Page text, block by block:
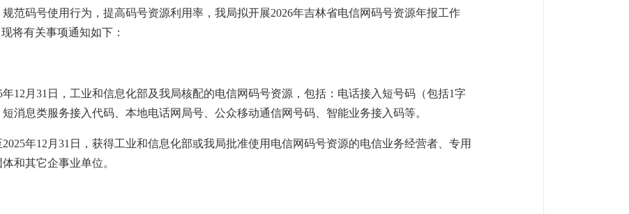
范码号使用行为，提高码号资源利用率，我局拟开展2026年吉林省电信网码号资源年报工作
将有关事项通知如下：
12月31日，工业和信息化部及我局核配的电信网码号资源，包括：电话接入短号码（包括1字
消息类服务接入代码、本地电话网局号、公众移动通信网号码、智能业务接入码等。
年12月31日，获得工业和信息化部或我局批准使用电信网码号资源的电信业务经营者、专用
和其它企事业单位。